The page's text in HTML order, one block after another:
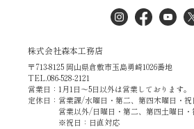
株式会社森本工務店
〒713-8125 岡山県倉敷市玉島勇崎1026番地
TEL.086-528-2121
営業日：1月1日～5日以外は営業しております。
定休日：営業課/水曜日・第二、第四木曜日・祝
営業以外/日曜日・第二、第四土曜日・
※祝日：日直対応